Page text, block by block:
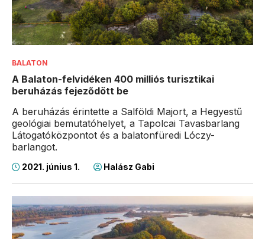
BALATON
A Balaton-felvidéken 400 milliós turisztikai
beruházás fejeződött be
A beruházás érintette a Salföldi Majort, a Hegyestű
geológiai bemutatóhelyet, a Tapolcai Tavasbarlang
Látogatóközpontot és a balatonfüredi Lóczy-
barlangot.
2021. június 1. Halász Gabi